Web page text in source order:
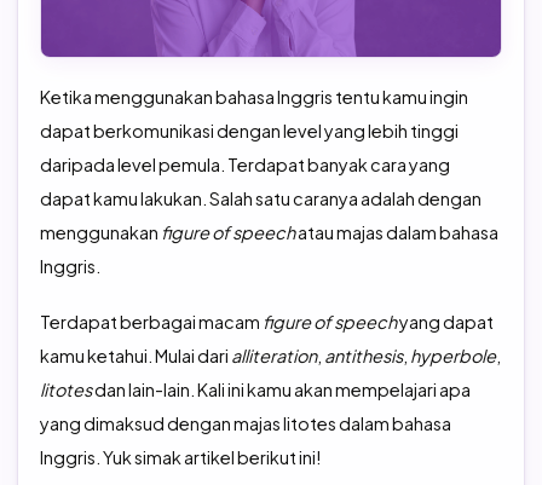
TOEIC Preparation
Ketika menggunakan bahasa Inggris tentu kamu ingin
dapat berkomunikasi dengan level yang lebih tinggi
daripada level pemula. Terdapat banyak cara yang
dapat kamu lakukan. Salah satu caranya adalah dengan
menggunakan figure of speechatau majas dalam bahasa
Inggris.
Terdapat berbagai macam figure of speechyang dapat
kamu ketahui. Mulai dari alliteration, antithesis, hyperbole,
litotesdan lain-lain. Kali ini kamu akan mempelajari apa
yang dimaksud dengan majas litotes dalam bahasa
Inggris. Yuk simak artikel berikut ini!